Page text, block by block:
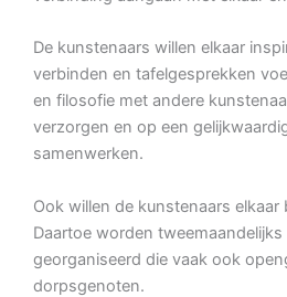
De kunstenaars willen elkaar
verbinden en tafelgesprekken
en filosofie met andere
verzorgen en op een
samenwerken.
Ook willen de kunstenaars elkaar
Daartoe worden
georganiseerd die vaak ook
dorpsgenoten.